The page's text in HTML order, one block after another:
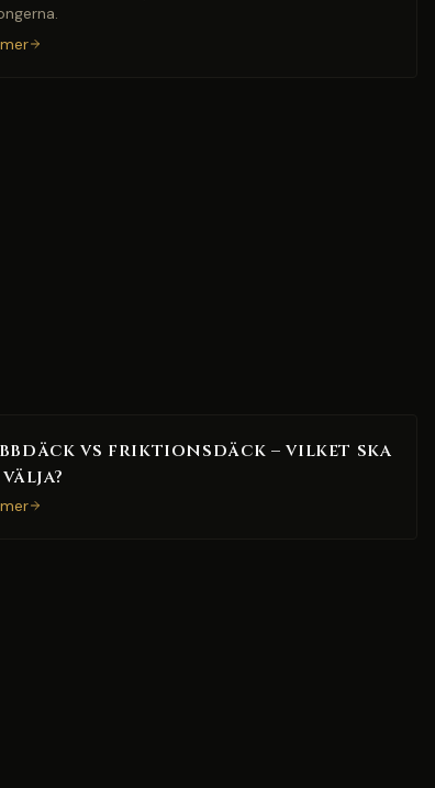
vs friktionsdäck – vilket ska